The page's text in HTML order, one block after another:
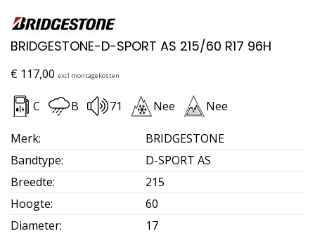
BRIDGESTONE-D-SPORT AS 215/60 R17 96H
€ 117,00 excl montagekosten
C B 71 Nee Nee
Merk:
BRIDGESTONE
Bandtype:
D-SPORT AS
Breedte:
215
Hoogte:
60
Diameter:
17